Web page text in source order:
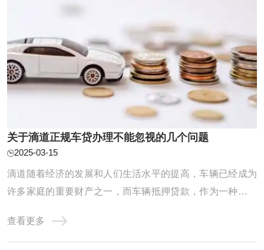
关于滴道正规车贷办理不能忽视的几个问题
2025-03-15
滴道随着经济的发展和人们生活水平的提高，车辆已经成为
许多家庭的重要财产之一，而车辆抵押贷款，作为一种快速
车辆抵押贷款，以下两个细节你必须知道：在办理滴道正规
车贷的时候要注意，滴道正规车贷也是有严格的条件限制
查看更多